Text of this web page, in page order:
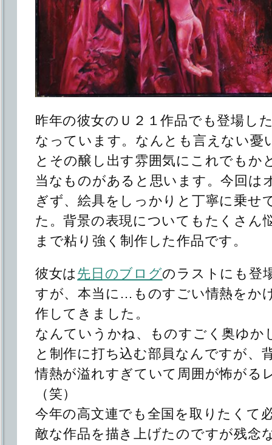
昨年の彼女のＵ２１作品でも登場し
なっています。なんとも言えない憂
とその醸し出す雰囲気にこれでもか
当なものがあると思います。今回は
ぎず、絵具をしっかりと丁寧に乗せ
た。背景の表現についてもたくさん
まで粘り強く制作した作品です。
彼女は 先日のブログのラストにも登
すが、本当に…ものすごい情熱をか
作してきました。
なんていうかね、ものすごく奥ゆか
と制作に打ち込む部員なんですが、
情熱が溢れすぎていて周囲が怖がる
（笑）
今年の高文連でも全国を取りたくて
敵な作品を描き上げたのですが残念